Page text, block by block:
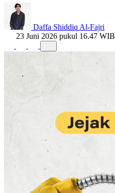
Daffa Shiddiq Al-Fajri
23 Juni 2026 pukul 16.47 WIB